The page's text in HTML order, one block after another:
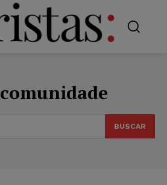
comunidade
BUSCAR